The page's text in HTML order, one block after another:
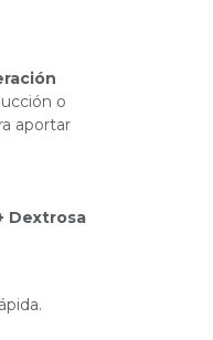
o
aportar
Dextrosa